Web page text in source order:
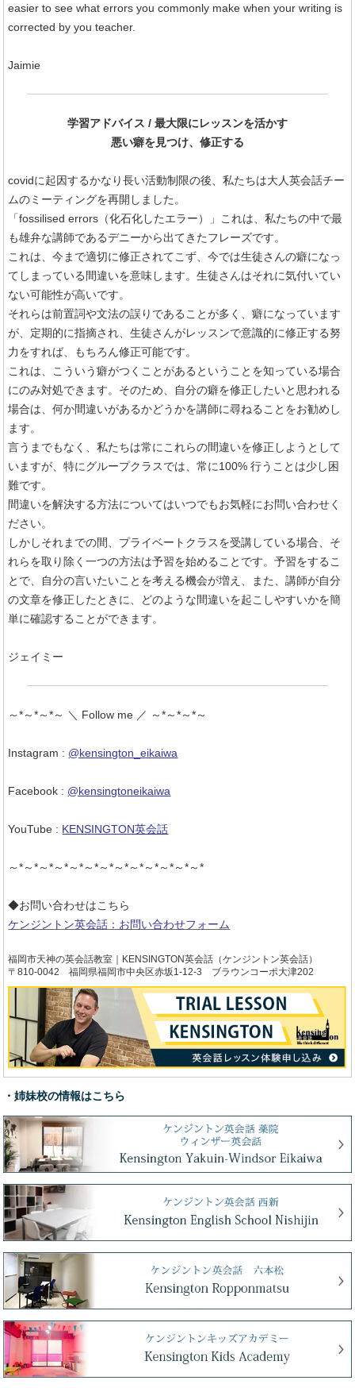
easier to see what errors you commonly make when your writing is
corrected by you teacher.
Jaimie
学習アドバイス / 最大限にレッスンを活かす
悪い癖を見つけ、修正する
covidに起因するかなり長い活動制限の後、私たちは大人英会話チー
ムのミーティングを再開しました。
「fossilised errors（化石化したエラー）」これは、私たちの中で最
も雄弁な講師であるデニーから出てきたフレーズです。
これは、今まで適切に修正されてこず、今では生徒さんの癖になっ
てしまっている間違いを意味します。生徒さんはそれに気付いてい
ない可能性が高いです。
それらは前置詞や文法の誤りであることが多く、癖になっています
が、定期的に指摘され、生徒さんがレッスンで意識的に修正する努
力をすれば、もちろん修正可能です。
これは、こういう癖がつくことがあるということを知っている場合
にのみ対処できます。そのため、自分の癖を修正したいと思われる
場合は、何か間違いがあるかどうかを講師に尋ねることをお勧めし
ます。
言うまでもなく、私たちは常にこれらの間違いを修正しようとして
いますが、特にグループクラスでは、常に100% 行うことは少し困
難です。
間違いを解決する方法についてはいつでもお気軽にお問い合わせく
ださい。
しかしそれまでの間、プライベートクラスを受講している場合、そ
れらを取り除く一つの方法は予習を始めることです。予習をするこ
とで、自分の言いたいことを考える機会が増え、また、講師が自分
の文章を修正したときに、どのような間違いを起こしやすいかを簡
単に確認することができます。
ジェイミー
～*～*～*～ ＼ Follow me ／ ～*～*～*～
Instagram : @kensington_eikaiwa
Facebook : @kensingtoneikaiwa
YouTube : KENSINGTON英会話
～*～*～*～*～*～*～*～*～*～*～*～*～*
◆お問い合わせはこちら
ケンジントン英会話：お問い合わせフォーム
福岡市天神の英会話教室｜KENSINGTON英会話（ケンジントン英会話）
〒810-0042 福岡県福岡市中央区赤坂1-12-3 ブラウンコーポ大津202
・姉妹校の情報はこちら